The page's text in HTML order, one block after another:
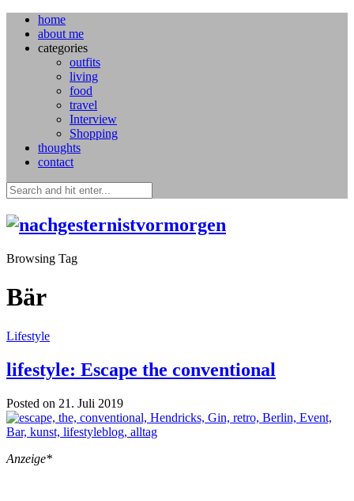
home
about me
categories
outfits
living
food
travel
Interview
Shopping
thoughts
contact
Browsing Tag
Bär
Lifestyle
lifestyle: Escape the conventional
Posted on 21. Juli 2019
Anzeige*